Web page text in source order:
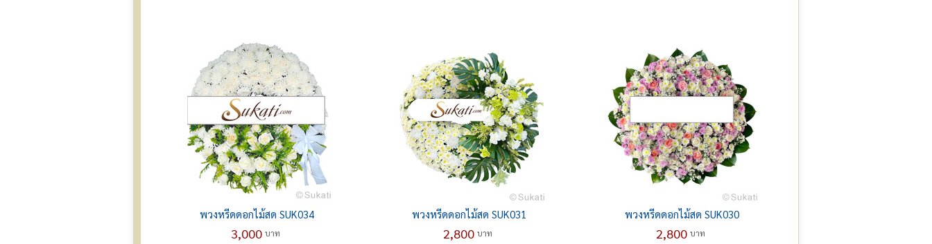
พวงหรีดดอกไม้สด SUK034
3,000 บาท
พวงหรีดดอกไม้สด SUK031
2,800บาท
พวงหรีดดอกไม้สด SUK030
2,800บาท